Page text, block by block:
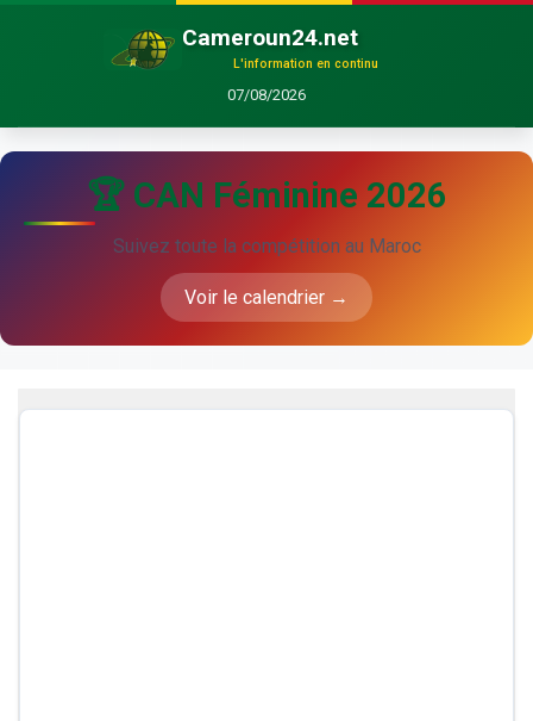
Cameroun24.net
L'information en continu
07/08/2026
🏆 CAN Féminine 2026
Suivez toute la compétition au Maroc
Voir le calendrier →